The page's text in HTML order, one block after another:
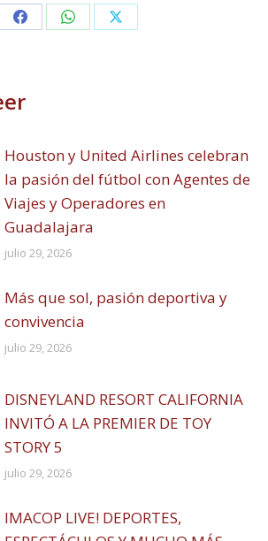
Share Share Share
Houston y United Airlines celebran
la pasión del fútbol con Agentes de
Viajes y Operadores en
Guadalajara
julio 29, 2026
Más que sol, pasión deportiva y
convivencia
julio 29, 2026
DISNEYLAND RESORT CALIFORNIA
INVITÓ A LA PREMIER DE TOY
STORY 5
julio 29, 2026
IMACOP LIVE! DEPORTES,